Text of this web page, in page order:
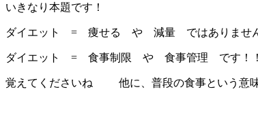
いきなり本題です！
ダイエット = 痩せる や 減量 ではありません
ダイエット = 食事制限 や 食事管理 です！！
覚えてくださいね 他に、普段の食事という意